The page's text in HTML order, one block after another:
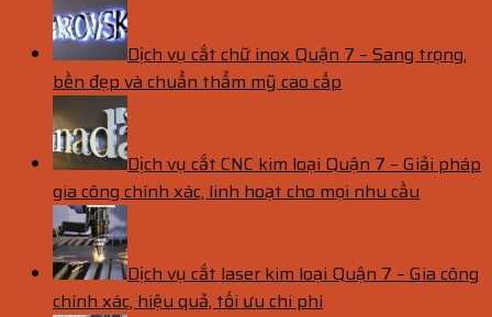
Dịch vụ cắt chữ inox Quận 7 – Sang trọng,
bền đẹp và chuẩn thẩm mỹ cao cấp
Dịch vụ cắt CNC kim loại Quận 7 – Giải pháp
gia công chính xác, linh hoạt cho mọi nhu cầu
Dịch vụ cắt laser kim loại Quận 7 – Gia công
chính xác, hiệu quả, tối ưu chi phí